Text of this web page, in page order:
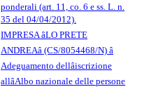
ponderali (art. 11, co. 6 e ss. L. n.
35 del 04/04/2012).
IMPRESA âLO PRETE
ANDREAâ (CS/8054468/N) â
Adeguamento dellâiscrizione
allâAlbo nazionale delle persone